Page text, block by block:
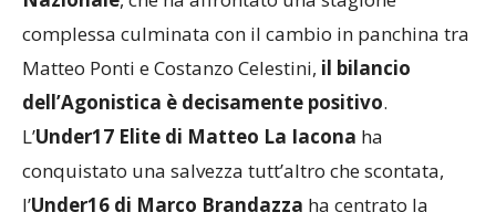
, che ha affrontato una stagione
complessa culminata con il cambio in panchina tra
Matteo Ponti e Costanzo Celestini,
il bilancio
dell’Agonistica è decisamente positivo
conquistato una salvezza tutt’altro che scontata,